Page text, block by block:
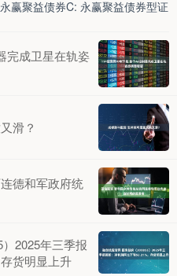
赢聚益债券C: 永赢聚益债券型证
完成卫星在轨姿
滑？
德和军政府统
2025年三季报
货明显上升